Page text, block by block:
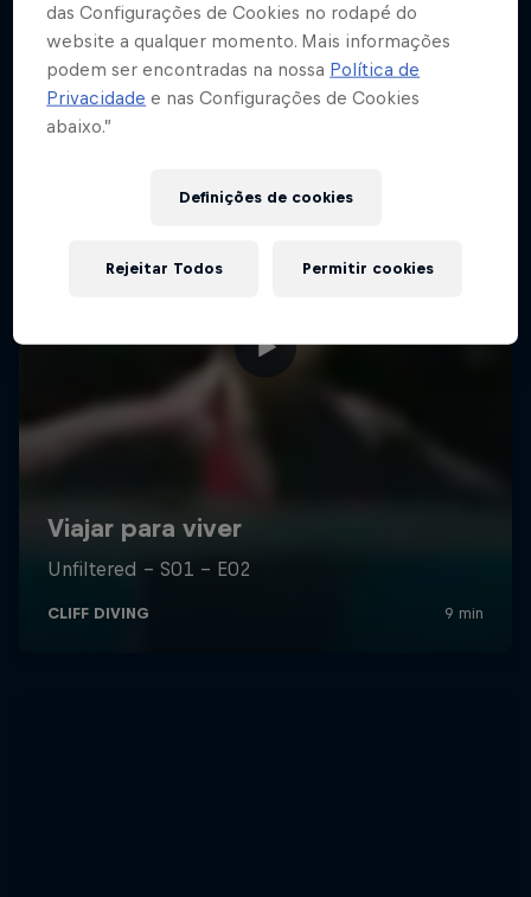
das Configurações de Cookies no rodapé do
website a qualquer momento. Mais informações
podem ser encontradas na nossa Política de
Privacidade e nas Configurações de Cookies
abaixo.”
Definições de cookies
Rejeitar Todos Permitir cookies